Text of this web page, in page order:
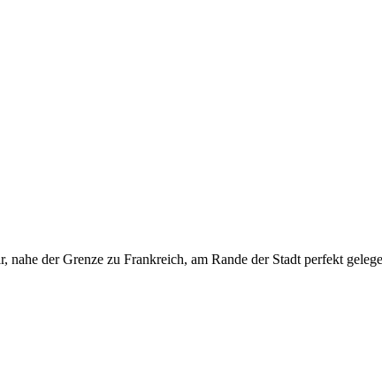
nahe der Grenze zu Frankreich, am Rande der Stadt perfekt